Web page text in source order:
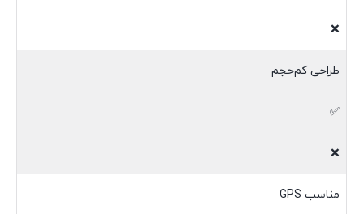
❌
طراحی کم‌حجم
✅
❌
مناسب GPS